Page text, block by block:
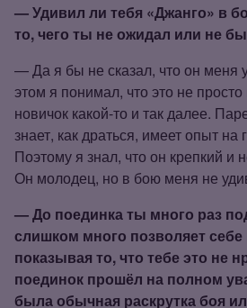
— Удивил ли тебя «Джанго» в
то, чего ты не ожидал или не
— Да я бы не сказал, что он меня
этом я понимал, что это не
новичок какой‑то и так далее.
знает, как драться, имеет опыт на
Поэтому я знал, что он крепкий и
Он молодец, но в бою меня не
— До поединка ты много раз
слишком много позволяет
показывая то, что тебе это не
поединок прошёл на полном
была обычная раскрутка боя